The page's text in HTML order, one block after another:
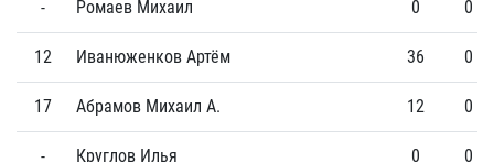
- Ромаев Михаил 0 0
12 Иванюженков Артём 36 0
17 Абрамов Михаил А. 12 0
- Круглов Илья 0 0